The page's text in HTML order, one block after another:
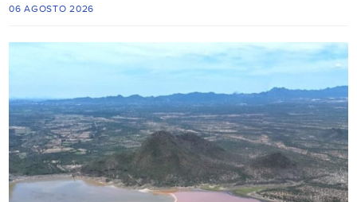
06 AGOSTO 2026